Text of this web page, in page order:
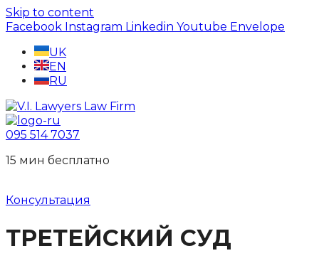
Skip to content
Facebook Instagram Linkedin Youtube Envelope
UK
EN
RU
095 514 7037
15 мин беcплатно
Консультация
ТРЕТЕЙСКИЙ СУД